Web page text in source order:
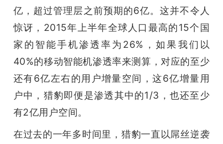
亿，超过管理层之前预期的6亿。这并不令人
惊讶，2015年上半年全球人口最高的15个国
家的智能手机渗透率为26%，如果我们以
40%的移动智能机渗透率来测算，对应的至少
还有6亿左右的用户增量空间，这6亿增量用
户中，猎豹即便是渗透其中的1/3，也还至少
有2亿用户空间。
在过去的一年多时间里，猎豹一直以屌丝逆袭